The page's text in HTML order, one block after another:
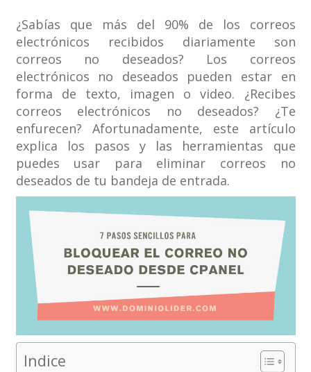
¿Sabías que más del 90% de los correos
electrónicos recibidos diariamente son
correos no deseados? Los correos
electrónicos no deseados pueden estar en
forma de texto, imagen o video. ¿Recibes
correos electrónicos no deseados? ¿Te
enfurecen? Afortunadamente, este artículo
explica los pasos y las herramientas que
puedes usar para eliminar correos no
deseados de tu bandeja de entrada.
Indice